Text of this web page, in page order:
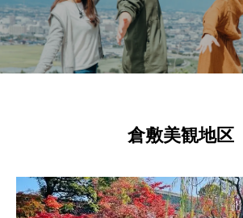
倉敷美観地区